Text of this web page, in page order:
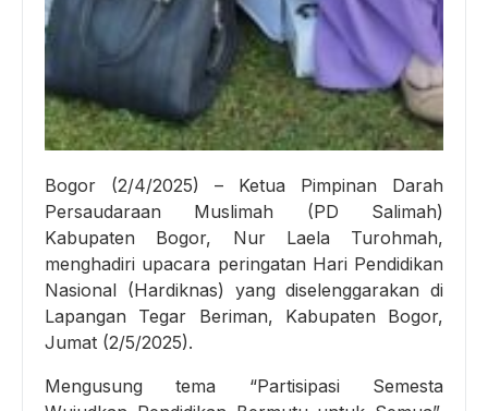
Bogor (2/4/2025) – Ketua Pimpinan Darah
Persaudaraan Muslimah (PD Salimah)
Kabupaten Bogor, Nur Laela Turohmah,
menghadiri upacara peringatan Hari Pendidikan
Nasional (Hardiknas) yang diselenggarakan di
Lapangan Tegar Beriman, Kabupaten Bogor,
Jumat (2/5/2025).
Mengusung tema “Partisipasi Semesta